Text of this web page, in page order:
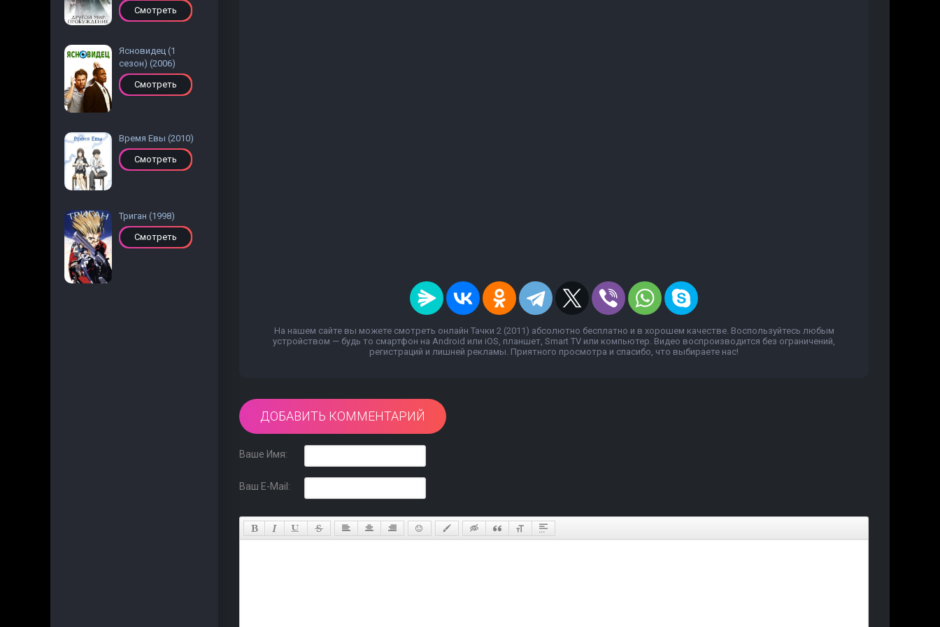
Смотреть
Ясновидец (1
сезон) (2006)
Смотреть
Время Евы (2010)
Смотреть
Триган (1998)
Смотреть
На нашем сайте вы можете смотреть онлайн Тачки 2 (2011) абсолютно бесплатно и в хорошем качестве. Воспользуйтесь любым
устройством — будь то смартфон на Android или iOS, планшет, Smart TV или компьютер. Видео воспроизводится без ограничений,
регистраций и лишней рекламы. Приятного просмотра и спасибо, что выбираете нас!
ДОБАВИТЬ КОММЕНТАРИЙ
Ваше Имя:
Ваш E-Mail: